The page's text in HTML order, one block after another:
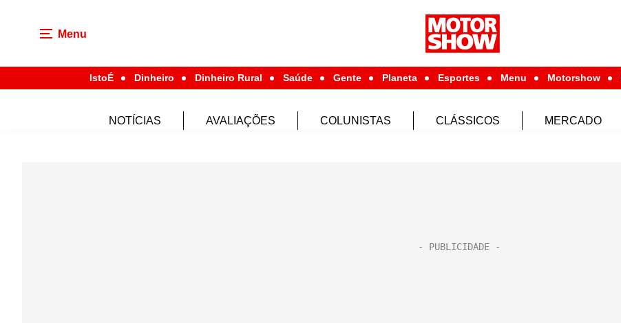
Menu
IstoÉ Dinheiro Dinheiro Rural Saúde Gente Planeta Esportes Menu Motorshow
NOTÍCIAS AVALIAÇÕES COLUNISTAS CLÁSSICOS MERCADO